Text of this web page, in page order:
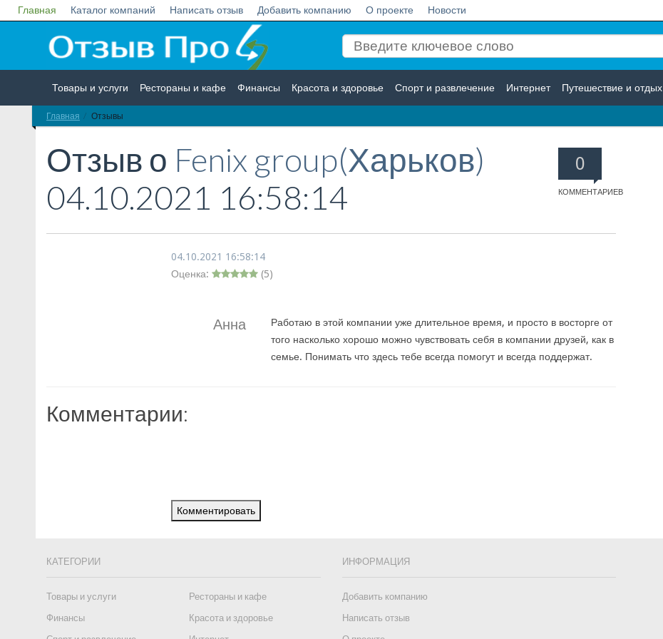
Главная Каталог компаний Написать отзыв Добавить компанию О проекте Новости
Товары и услуги Рестораны и кафе Финансы Красота и здоровье Спорт и развлечение Интернет Путешествие и отдых
Недвижимость
Главная Отзывы
0
КОММЕНТАРИЕВ
Отзыв о Fenix group(Харьков)
04.10.2021 16:58:14
04.10.2021 16:58:14
Оценка:
(5)
Анна
Работаю в этой компании уже длительное время, и просто в восторге от
того насколько хорошо можно чувствовать себя в компании друзей, как в
семье. Понимать что здесь тебе всегда помогут и всегда поддержат.
Комментарии:
Комментировать
КАТЕГОРИИ
Товары и услуги
Рестораны и кафе
Финансы
Красота и здоровье
ИНФОРМАЦИЯ
Добавить компанию
Написать отзыв